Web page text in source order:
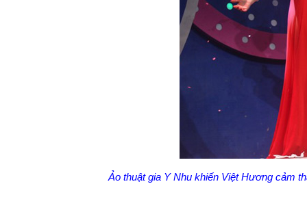
Ảo thuật gia Y Nhu khiến Việt Hương cảm